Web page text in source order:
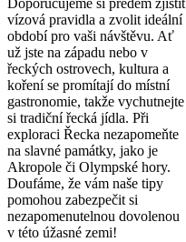
Doporučujeme si předem zjistit
vízová pravidla a zvolit ideální
období pro vaši návštěvu. Ať
už jste na západu nebo v
řeckých ostrovech, kultura a
koření se promítají do místní
gastronomie, takže vychutnejte
si tradiční řecká jídla. Při
exploraci Řecka nezapomeňte
na slavné památky, jako je
Akropole či Olympské hory.
Doufáme, že vám naše tipy
pomohou zabezpečit si
nezapomenutelnou dovolenou
v této úžasné zemi!